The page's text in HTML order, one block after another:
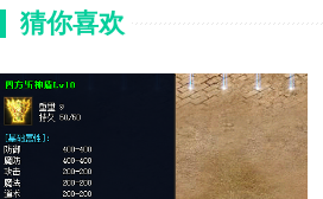
猜你喜欢